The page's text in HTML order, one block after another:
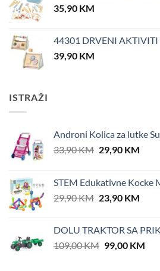
35,90 KM
44301 DRVENI AKTIVITI
39,90 KM
ISTRAŽI
Androni Kolica za lutke
33,90KM Original
33,90 KM.
29,90 KM
STEM Edukativne Kocke
29,90KM Original
29,90 KM.
23,90 KM
DOLU TRAKTOR SA
109,00KM Original
99,00 KM